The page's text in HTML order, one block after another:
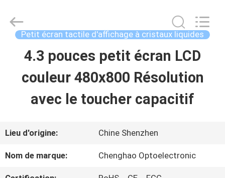
MAISON
PRODUITS
À
2026
Shenzhen
ChengHaoPetit écran tactile d'affichage à cristaux liquides
4.3 pouces petit écran LCD
couleur 480x800 Résolution
avec le toucher capacitif
Lieu d'origine: Chine Shenzhen
Nom de marque: Chenghao Optoelectronic